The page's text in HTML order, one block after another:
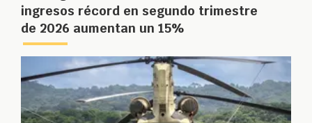
ingresos récord en segundo trimestre
de 2026 aumentan un 15%